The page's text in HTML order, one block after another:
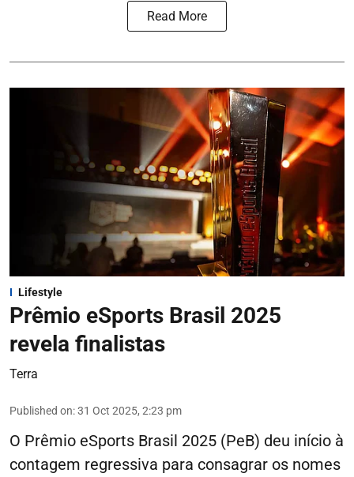
Read More
Lifestyle
Prêmio eSports Brasil 2025
revela finalistas
Terra
Published on:31 Oct 2025, 2:23 pm
O Prêmio eSports Brasil 2025 (PeB) deu início à
contagem regressiva para consagrar os nomes